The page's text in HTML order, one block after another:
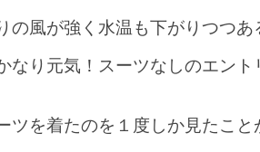
の風が強く水温も下がりつつあ
なり元気！スーツなしのエン
ツを着たのを１度しか見たこ